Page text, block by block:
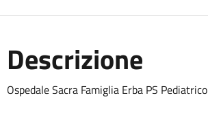
Descrizione
Ospedale Sacra Famiglia Erba PS Pediatrico